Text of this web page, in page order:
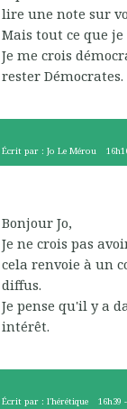
lire une note sur
Mais tout ce que
Je me crois
rester Démocrates.
Écrit par : Jo Le Mérou
Bonjour Jo,
Je ne crois pas
cela renvoie à un
diffus.
Je pense qu'il y a
intérêt.
Écrit par : l'hérétique 16h39